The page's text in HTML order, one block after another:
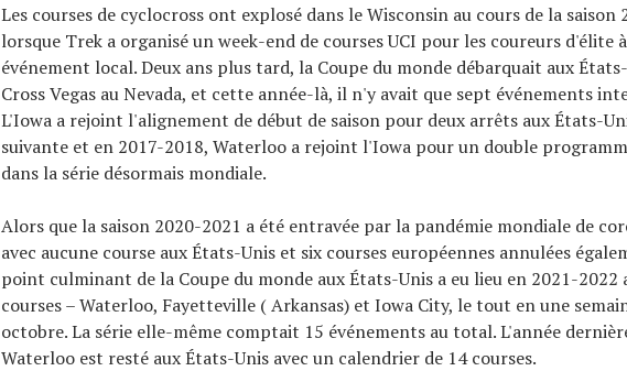
Les courses de cyclocross ont explosé dans le Wisconsin au cours de la saison
lorsque Trek a organisé un week-end de courses UCI pour les coureurs d'élite
événement local. Deux ans plus tard, la Coupe du monde débarquait aux
Cross Vegas au Nevada, et cette année-là, il n'y avait que sept événements
L'Iowa a rejoint l'alignement de début de saison pour deux arrêts aux États-
suivante et en 2017-2018, Waterloo a rejoint l'Iowa pour un double
dans la série désormais mondiale.
Alors que la saison 2020-2021 a été entravée par la pandémie mondiale de
avec aucune course aux États-Unis et six courses européennes annulées
point culminant de la Coupe du monde aux États-Unis a eu lieu en 2021-2022
courses – Waterloo, Fayetteville ( Arkansas) et Iowa City, le tout en une
octobre. La série elle-même comptait 15 événements au total. L'année
Waterloo est resté aux États-Unis avec un calendrier de 14 courses.